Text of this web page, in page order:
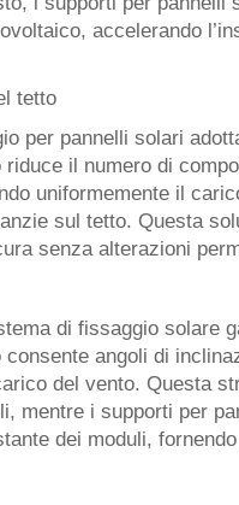
accelerando
tetto
per pannelli solari
il numero di
uniformemente il
sul tetto. Questa
senza alterazioni
di fissaggio solare
angoli di
del vento. Questa
mentre i supporti per
dei moduli,